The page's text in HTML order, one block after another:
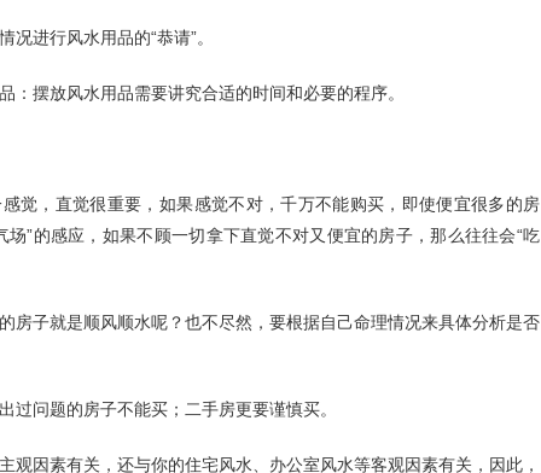
况进行风水用品的“恭请”。
：摆放风水用品需要讲究合适的时间和必要的程序。
觉，直觉很重要，如果感觉不对，千万不能购买，即使便宜很多的房
场”的感应，如果不顾一切拿下直觉不对又便宜的房子，那么往往会“吃
房子就是顺风顺水呢？也不尽然，要根据自己命理情况来具体分析是否
过问题的房子不能买；二手房更要谨慎买。
观因素有关，还与你的住宅风水、办公室风水等客观因素有关，因此，